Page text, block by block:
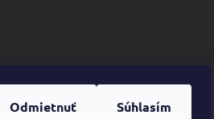
Odmietnuť Súhlasím